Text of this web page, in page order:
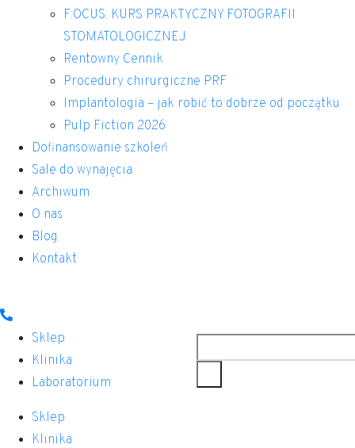
F:OCUS: KURS PRAKTYCZNY FOTOGRAFII
STOMATOLOGICZNEJ
Rentowny Cennik
Procedury chirurgiczne PRF
Implantologia – jak robić to dobrze od początku
Pulp Fiction 2026
Dofinansowanie szkoleń
Sale do wynajęcia
Archiwum
O nas
Blog
Kontakt
Sklep
Klinika
Laboratorium
Sklep
Klinika